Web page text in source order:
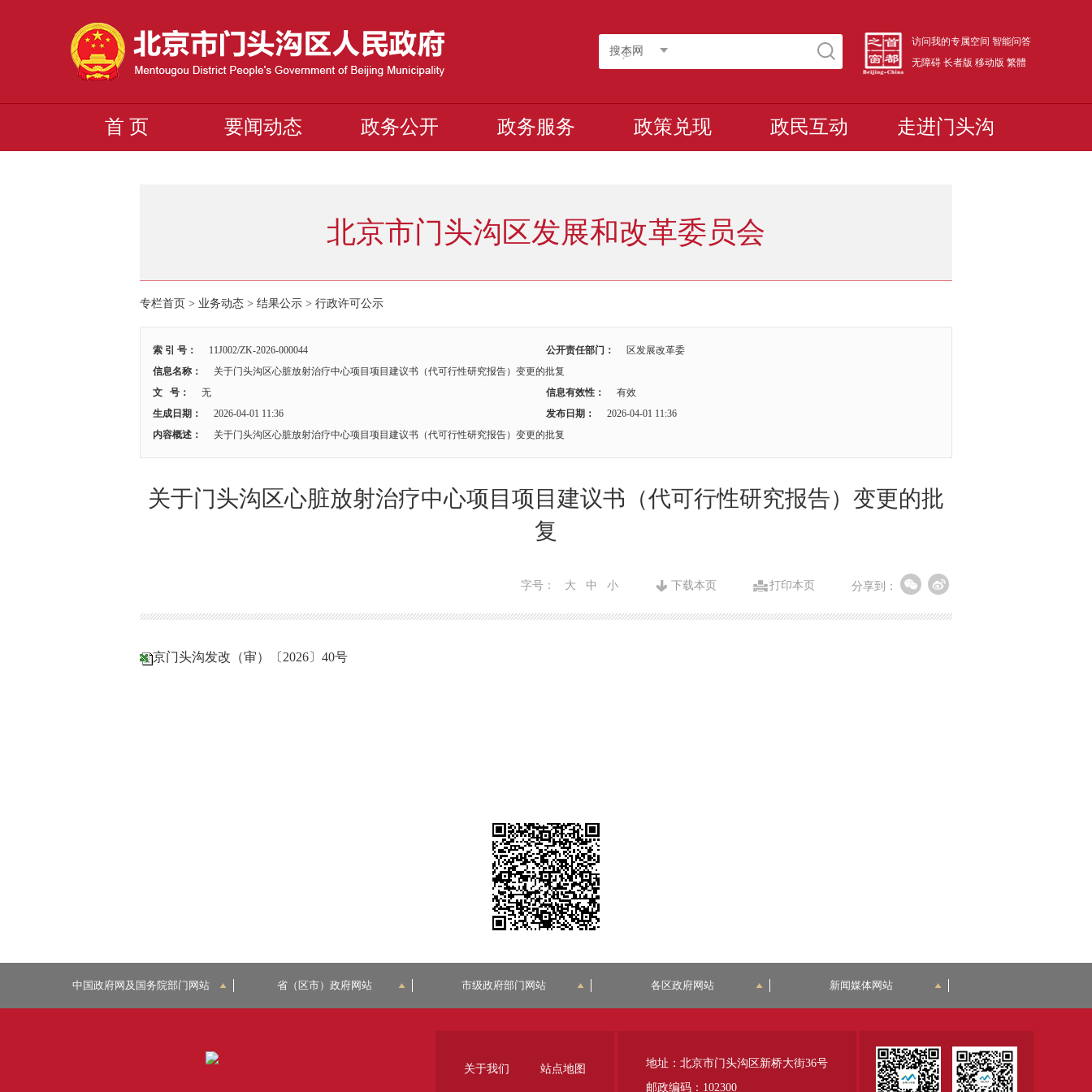
搜本网
访问我的专属空间 智能问答
无障碍 长者版 移动版 繁體
首 页 要闻动态 政务公开 政务服务 政策兑现 政民互动 走进门头沟
北京市门头沟区发展和改革委员会
专栏首页 > 业务动态 > 结果公示 > 行政许可公示
索 引 号： 11J002/ZK-2026-000044 公开责任部门：
区发展改革委
信息名称：
关于门头沟区心脏放射治疗中心项目项目建议书（代可行性研究报告）变更的批复
文 号：
无 信息有效性：
有效
生成日期：
2026-04-01 11:36 发布日期：
2026-04-01 11:36
内容概述：
关于门头沟区心脏放射治疗中心项目项目建议书（代可行性研究报告）变更的批复
关于门头沟区心脏放射治疗中心项目项目建议书（代可行性研究报告）变更的批
复
分享到：
打印本页
下载本页
字号： 大 中 小
京门头沟发改（审）〔2026〕40号
中国政府网及国务院部门网站 省（区市）政府网站 市级政府部门网站 各区政府网站 新闻媒体网站
地址：北京市门头沟区新桥大街36号
邮政编码：102300
关于我们 站点地图